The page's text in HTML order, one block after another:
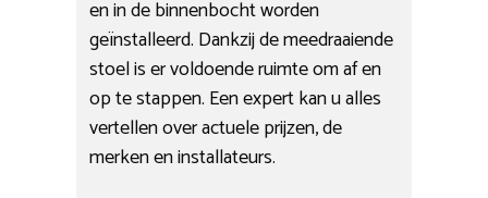
en in de binnenbocht worden
geïnstalleerd. Dankzij de meedraaiende
stoel is er voldoende ruimte om af en
op te stappen. Een expert kan u alles
vertellen over actuele prijzen, de
merken en installateurs.